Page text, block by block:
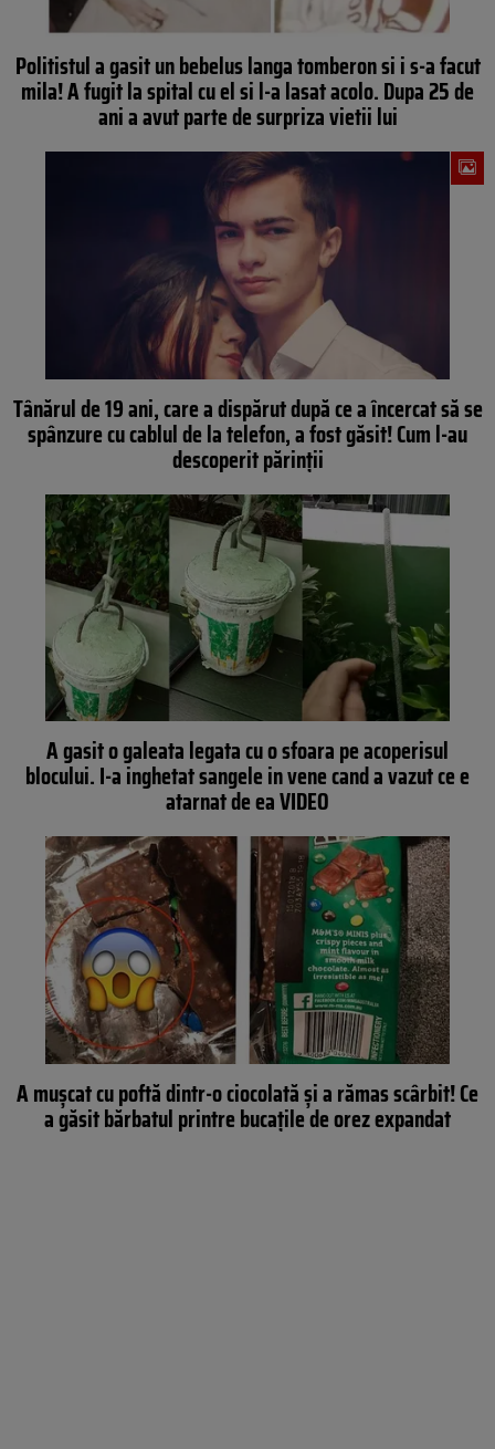
Politistul a gasit un bebelus langa tomberon si i s-a facut
mila! A fugit la spital cu el si l-a lasat acolo. Dupa 25 de
ani a avut parte de surpriza vietii lui
Tânărul de 19 ani, care a dispărut după ce a încercat să se
spânzure cu cablul de la telefon, a fost găsit! Cum l-au
descoperit părinţii
A gasit o galeata legata cu o sfoara pe acoperisul
blocului. I-a inghetat sangele in vene cand a vazut ce e
atarnat de ea VIDEO
A muşcat cu poftă dintr-o ciocolată şi a rămas scârbit! Ce
a găsit bărbatul printre bucaţile de orez expandat